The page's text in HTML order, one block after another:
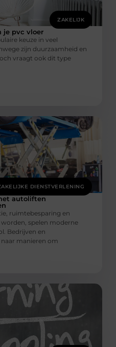
ZAKELIJK
je pvc vloer
keuze in veel
zijn duurzaamheid en
vraagt ook dit type
DIENSTVERLENING
autoliften
ruimtebesparing en
spelen moderne
Bedrijven en
manieren om